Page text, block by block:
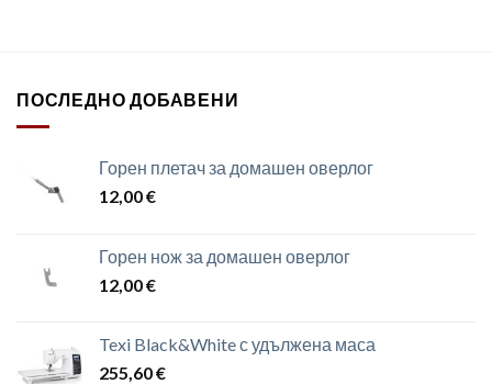
ПОСЛЕДНО ДОБАВЕНИ
Горен плетач за домашен оверлог
12,00€
Горен нож за домашен оверлог
12,00€
Texi Black&White с удължена маса
255,60€